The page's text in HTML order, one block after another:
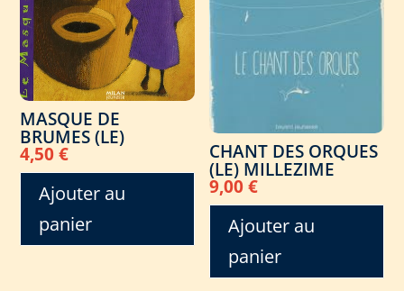
MASQUE DE
BRUMES (LE)
4,50€
Ajouter au
panier
CHANT DES ORQUES
(LE) MILLEZIME
9,00€
Ajouter au
panier